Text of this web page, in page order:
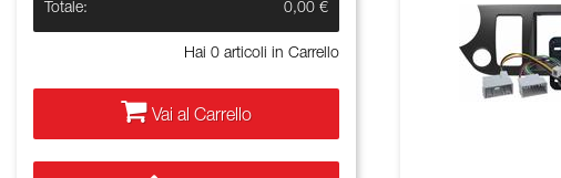
Hai 0 articoli in Carrello
Totale: 0,00 €
Vai al Carrello